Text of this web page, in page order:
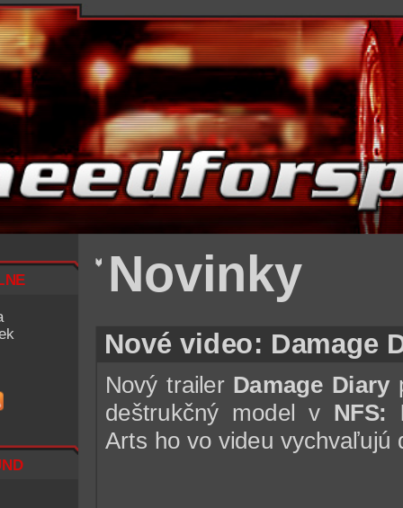
Novinky
Nové video: Damage
Nový trailer Damage Diary
deštrukčný model v NFS:
Arts ho vo videu vychvaľujú